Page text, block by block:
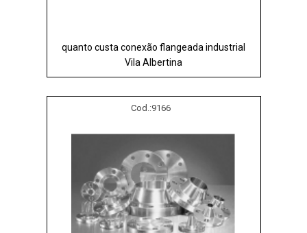
quanto custa conexão flangeada industrial
Vila Albertina
Cod.:9166